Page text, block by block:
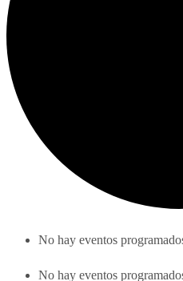
No hay eventos
No hay eventos